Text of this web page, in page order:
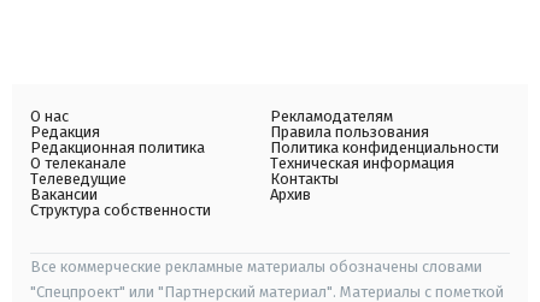
О нас
Редакция
Редакционная политика
О телеканале
Телеведущие
Вакансии
Структура собственности
Рекламодателям
Правила пользования
Политика конфиденциальности
Техническая информация
Контакты
Архив
Все коммерческие рекламные материалы обозначены словами
"Спецпроект" или "Партнерский материал". Материалы с пометкой